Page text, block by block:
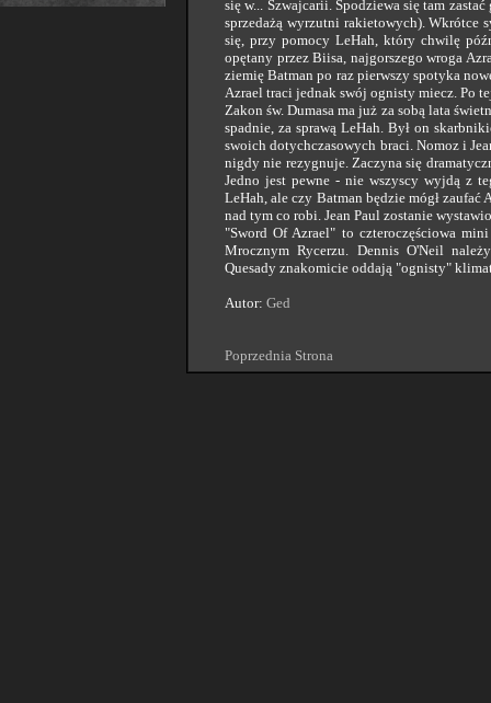
się w... Szwajcarii. Spodziewa się tam
sprzedażą wyrzutni rakietowych). Wkrótce
się, przy pomocy LeHah, który chwilę
opętany przez Biisa, najgorszego wroga
ziemię Batman po raz pierwszy spotyka
Azrael traci jednak swój ognisty miecz. Po
Zakon św. Dumasa ma już za sobą lata
spadnie, za sprawą LeHah. Był on
swoich dotychczasowych braci. Nomoz i
nigdy nie rezygnuje. Zaczyna się
Jedno jest pewne - nie wszyscy wyjdą z
LeHah, ale czy Batman będzie mógł zaufać
nad tym co robi. Jean Paul zostanie
"Sword Of Azrael" to czteroczęściowa
Mrocznym Rycerzu. Dennis O'Neil
Quesady znakomicie oddają "ognisty"
Autor: Ged
Poprzednia Strona